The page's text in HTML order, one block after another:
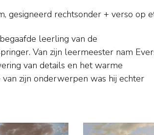
gesigneerd rechtsonder + verso op
leerling van de
Van zijn leermeester nam
van details en het warme
van bestaande gebouwen en
zijn dorpen en straatjes zelf.
in Amsterdam en Rijksmuseum